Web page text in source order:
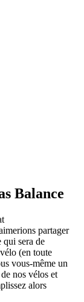
Balance
partager
qui sera de
(en toute
vous-même un
nos vélos et
alors